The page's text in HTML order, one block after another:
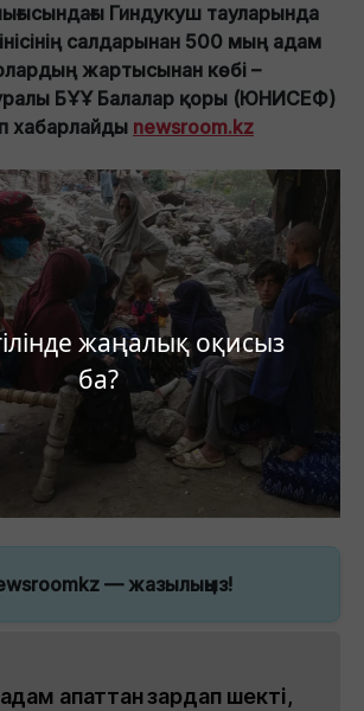
жаңалық оқисыз
ба?
Гиндукуш тауларында
салдарынан 500 мың адам
жартысынан көбі –
БҰҰ Балалар қоры (ЮНИСЕФ)
хабарлайды newsroom.kz
— жазылыңыз!
апаттан зардап шекті,